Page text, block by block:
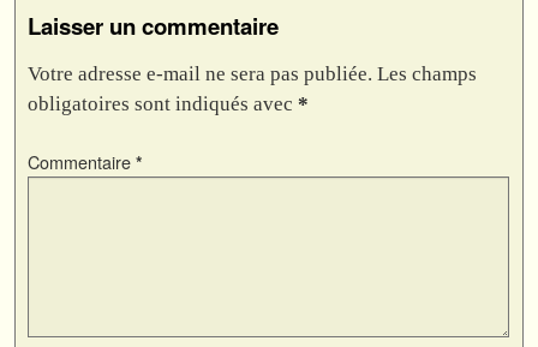
Laisser un commentaire
Votre adresse e-mail ne sera pas publiée. Les champs
obligatoires sont indiqués avec *
Commentaire *